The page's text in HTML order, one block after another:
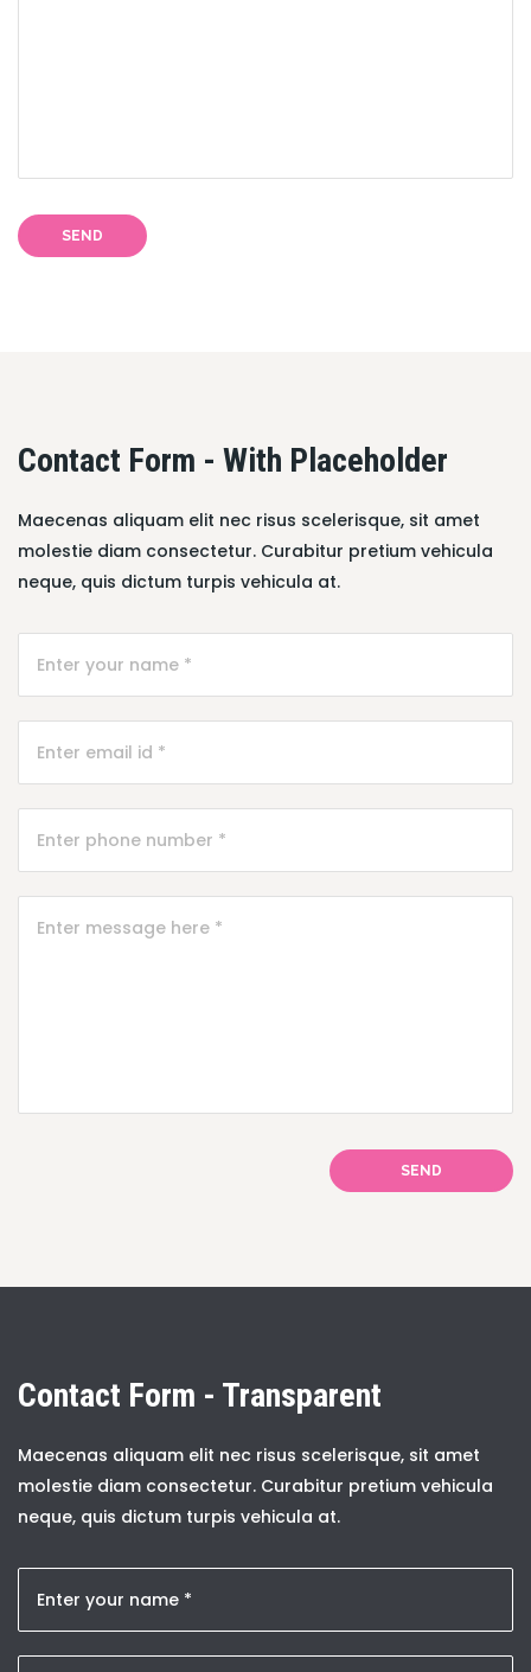
SEND
Contact Form - With Placeholder
Maecenas aliquam elit nec risus scelerisque, sit amet
molestie diam consectetur. Curabitur pretium vehicula
neque, quis dictum turpis vehicula at.
SEND
Contact Form - Transparent
Maecenas aliquam elit nec risus scelerisque, sit amet
molestie diam consectetur. Curabitur pretium vehicula
neque, quis dictum turpis vehicula at.